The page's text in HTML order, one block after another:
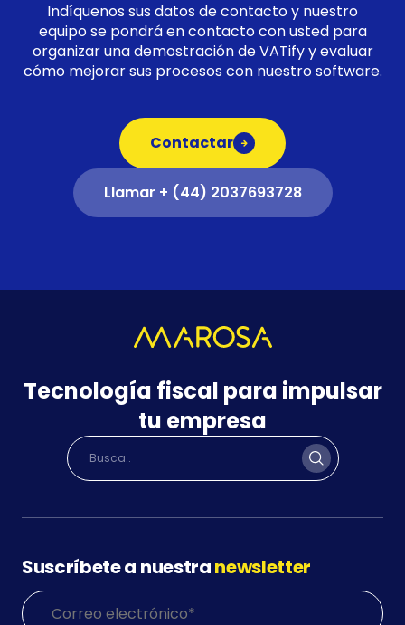
Indíquenos sus datos de contacto y nuestro
equipo se pondrá en contacto con usted para
organizar una demostración de VATify y evaluar
cómo mejorar sus procesos con nuestro software.
Contactar
Llamar + (44) 2037693728
Tecnología fiscal para impulsar
tu empresa
Suscríbete a nuestranewsletter